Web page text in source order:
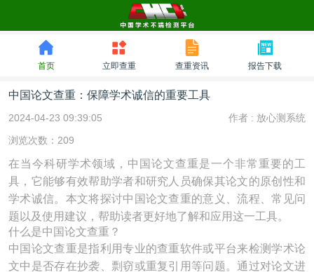
首页 立即查重 查重资讯 报告下载
中国论文查重：保障学术诚信的重要工具
2024-04-23 09:39:05 作者 : 放心测系统
浏览次数：209
在当今科研学术领域，中国论文查重是一个非常重要的工
具，它能够有效帮助学者和研究人员确保其论文的原创性和
学术诚信。本文将探讨中国论文查重的意义、流程、常见问
题以及使用建议，帮助读者更好地了解和应用这一工具。
什么是中国论文查重？
中国论文查重是指利用专业的查重软件或平台来检测学术论
文中是否存在抄袭、剽窃或重复引用等问题。通过对论文进